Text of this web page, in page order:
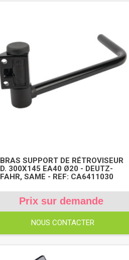
BRAS SUPPORT DE RÉTROVISEUR
D. 300X145 EA40 Ø20 - DEUTZ-
FAHR, SAME - REF: CA6411030
Prix sur demande
NOUS CONTACTER